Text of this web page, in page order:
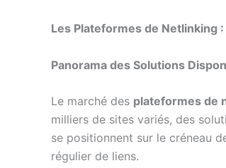
Les Plateformes de Netlinking
Panorama des Solutions
Le marché des plateformes de
milliers de sites variés, des
se positionnent sur le créneau
régulier de liens.